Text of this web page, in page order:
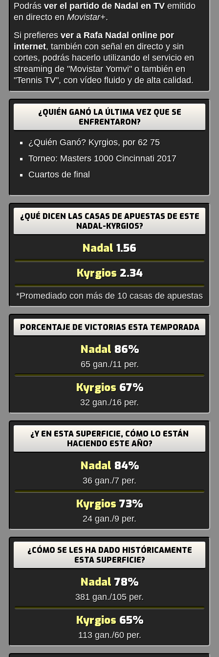
Podrás ver el partido de Nadal en TVemitido
en directo en Movistar+.
Si prefieres ver a Rafa Nadal online por
internet, también con señal en directo y sin
cortes, podrás hacerlo utilizando el servicio en
streaming de "Movistar Yomvi" o también en
"Tennis TV", con vídeo fluido y de alta calidad.
¿QUIÉN GANÓ LA ÚLTIMA VEZ QUE SE
ENFRENTARON?
¿Quién Ganó? Kyrgios, por 62 75
Torneo: Masters 1000 Cincinnati 2017
Cuartos de final
¿QUÉ DICEN LAS CASAS DE APUESTAS DE ESTE
NADAL-KYRGIOS?
Nadal 1.56
Kyrgios 2.34
*Promediado con más de 10 casas de apuestas
PORCENTAJE DE VICTORIAS ESTA TEMPORADA
Nadal 86%
65 gan./11 per.
Kyrgios 67%
32 gan./16 per.
¿Y EN ESTA SUPERFICIE, CÓMO LO ESTÁN
HACIENDO ESTE AÑO?
Nadal 84%
36 gan./7 per.
Kyrgios 73%
24 gan./9 per.
¿CÓMO SE LES HA DADO HISTÓRICAMENTE
ESTA SUPERFICIE?
Nadal 78%
381 gan./105 per.
Kyrgios 65%
113 gan./60 per.